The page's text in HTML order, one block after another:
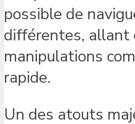
possible de
différentes, allant
manipulations
rapide.
Un des atouts